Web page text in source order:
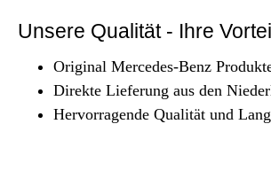
Unsere Qualität - Ihre
Original Mercedes-Benz
Direkte Lieferung aus den
Hervorragende Qualität und